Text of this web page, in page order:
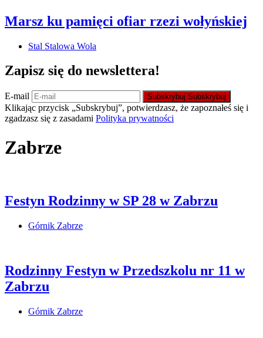
Marsz ku pamięci ofiar rzezi wołyńskiej
Stal Stalowa Wola
Zapisz się do newslettera!
E-mail Subskrybuj Subskrybuj
Klikając przycisk „Subskrybuj”, potwierdzasz, że zapoznałeś się i
zgadzasz się z zasadami Polityka prywatności
Zabrze
Festyn Rodzinny w SP 28 w Zabrzu
Górnik Zabrze
Rodzinny Festyn w Przedszkolu nr 11 w
Zabrzu
Górnik Zabrze